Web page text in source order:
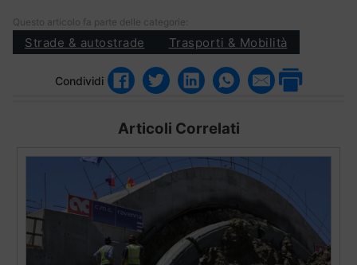
Questo articolo fa parte delle categorie:
Strade & autostrade Trasporti & Mobilità
Condividi
Articoli Correlati